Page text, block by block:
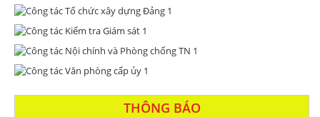
THÔNG BÁO